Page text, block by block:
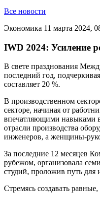
Все новости
Экономика 11 марта 2024,
IWD 2024: Усиление
В свете празднования
последний год,
составляет 20 %.
В производственном
секторе, начиная от
впечатляющими навыками
отрасли производства
инженеров, а женщины-
За последние 12 месяцев
рубежом, организовала
студий, проложив путь для
Стремясь создавать